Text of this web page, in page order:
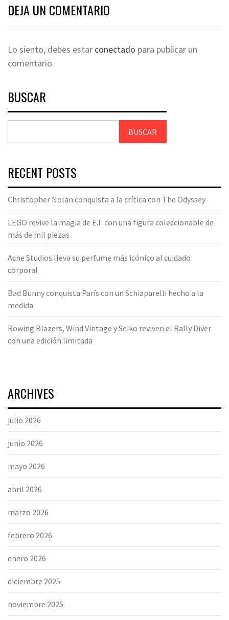
DEJA UN COMENTARIO
Lo siento, debes estar conectado para publicar un
comentario.
BUSCAR
BUSCAR
RECENT POSTS
Christopher Nolan conquista a la crítica con The Odyssey
LEGO revive la magia de E.T. con una figura coleccionable de
más de mil piezas
Acne Studios lleva su perfume más icónico al cuidado
corporal
Bad Bunny conquista París con un Schiaparelli hecho a la
medida
Rowing Blazers, Wind Vintage y Seiko reviven el Rally Diver
con una edición limitada
ARCHIVES
julio 2026
junio 2026
mayo 2026
abril 2026
marzo 2026
febrero 2026
enero 2026
diciembre 2025
noviembre 2025